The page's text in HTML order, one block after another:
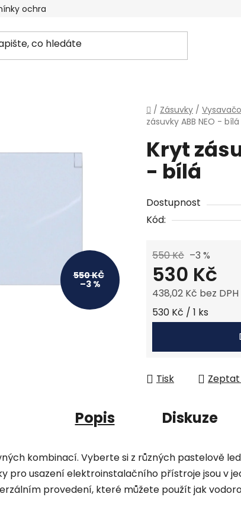
ochrany osobních údajů
Domů
/ Zásuvky /
zásuvky ABB NEO - bílá
Kryt
- bílá
Dostupnost
Kód:
550 Kč –3 %
530 Kč
438,02 Kč bez DPH
Měrná cena:
530 Kč / 1 ks
Tisk
550 KČ
–3 %
Popis Diskuze
kombinací. Vyberte si z různých pastelově
pro usazení elektroinstalačního přístroje jsou v
provedení, které můžete použít jak